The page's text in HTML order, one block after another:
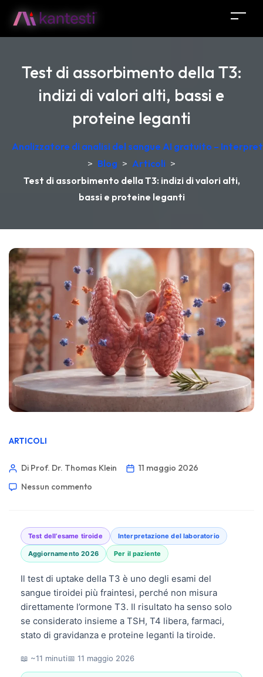
Test di assorbimento della T3:
indizi di valori alti, bassi e
proteine leganti
Analizzatore di analisi del sangue AI gratuito –
> Blog > Articoli >
Test di assorbimento della T3: indizi di valori alti,
bassi e proteine leganti
ARTICOLI
Di Prof. Dr. Thomas Klein
11 maggio 2026
Nessun commento
Test dell’esame tiroide Interpretazione del laboratorio
Aggiornamento 2026 Per il paziente
Il test di uptake della T3 è uno degli esami del
sangue tiroidei più fraintesi, perché non misura
direttamente l’ormone T3. Il risultato ha senso solo
se considerato insieme a TSH, T4 libera, farmaci,
stato di gravidanza e proteine leganti la tiroide.
📖 ~11 minuti📅 11 maggio 2026